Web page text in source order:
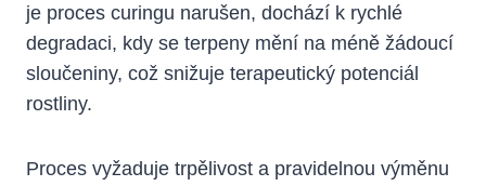
je proces curingu narušen, dochází k rychlé
degradaci, kdy se terpeny mění na méně žádoucí
sloučeniny, což snižuje terapeutický potenciál
rostliny.
Proces vyžaduje trpělivost a pravidelnou výměnu